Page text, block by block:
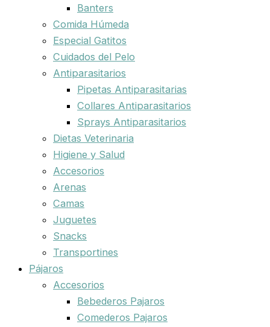
Banters
Comida Húmeda
Especial Gatitos
Cuidados del Pelo
Antiparasitarios
Pipetas Antiparasitarias
Collares Antiparasitarios
Sprays Antiparasitarios
Dietas Veterinaria
Higiene y Salud
Accesorios
Arenas
Camas
Juguetes
Snacks
Transportines
Pájaros
Accesorios
Bebederos Pajaros
Comederos Pajaros